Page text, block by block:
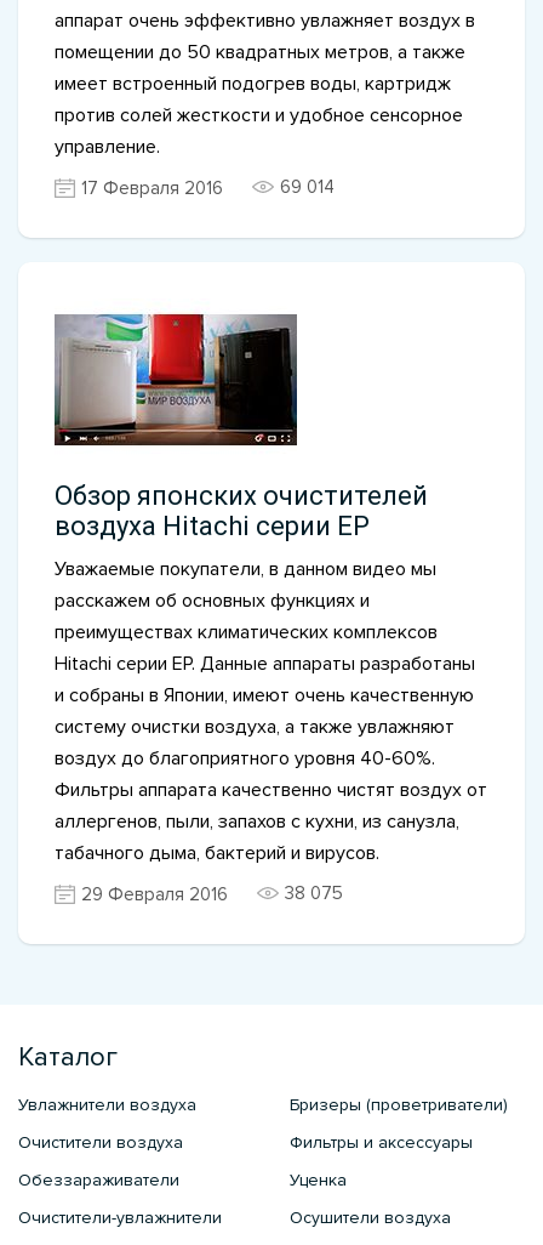
аппарат очень эффективно увлажняет воздух в
помещении до 50 квадратных метров, а также
имеет встроенный подогрев воды, картридж
против солей жесткости и удобное сенсорное
управление.
17 Февраля 2016 69 014
Обзор японских очистителей
воздуха Hitachi серии EP
Уважаемые покупатели, в данном видео мы
расскажем об основных функциях и
преимуществах климатических комплексов
Hitachi серии EP. Данные аппараты разработаны
и собраны в Японии, имеют очень качественную
систему очистки воздуха, а также увлажняют
воздух до благоприятного уровня 40-60%.
Фильтры аппарата качественно чистят воздух от
аллергенов, пыли, запахов с кухни, из санузла,
табачного дыма, бактерий и вирусов.
29 Февраля 2016 38 075
Каталог
Увлажнители воздуха
Очистители воздуха
Обеззараживатели
Очистители-увлажнители
Бризеры (проветриватели)
Фильтры и аксессуары
Уценка
Осушители воздуха